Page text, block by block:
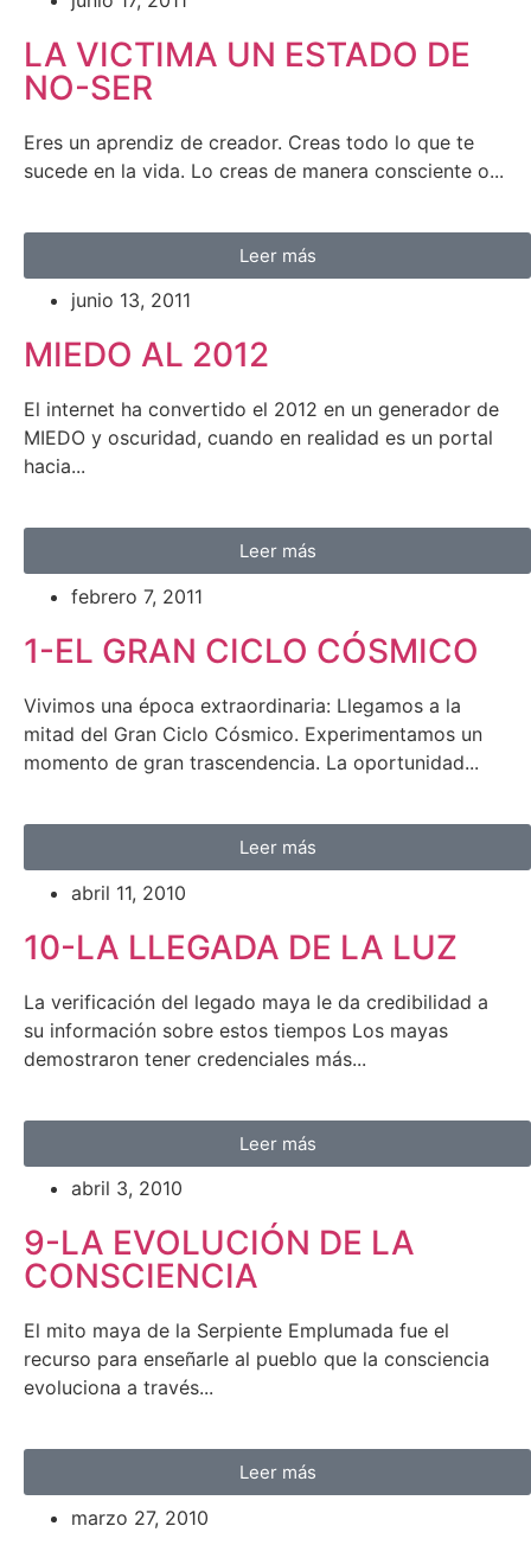
LA VICTIMA UN ESTADO DE
NO-SER
Eres un aprendiz de creador. Creas todo lo que te
sucede en la vida. Lo creas de manera consciente o...
junio 13, 2011
MIEDO AL 2012
El internet ha convertido el 2012 en un generador de
MIEDO y oscuridad, cuando en realidad es un portal
hacia...
Leer más
febrero 7, 2011
1-EL GRAN CICLO CÓSMICO
Vivimos una época extraordinaria: Llegamos a la
mitad del Gran Ciclo Cósmico. Experimentamos un
momento de gran trascendencia. La oportunidad...
Leer más
abril 11, 2010
10-LA LLEGADA DE LA LUZ
La verificación del legado maya le da credibilidad a
su información sobre estos tiempos Los mayas
demostraron tener credenciales más...
Leer más
abril 3, 2010
9-LA EVOLUCIÓN DE LA
CONSCIENCIA
El mito maya de la Serpiente Emplumada fue el
recurso para enseñarle al pueblo que la consciencia
evoluciona a través...
Leer más
marzo 27, 2010
Leer más